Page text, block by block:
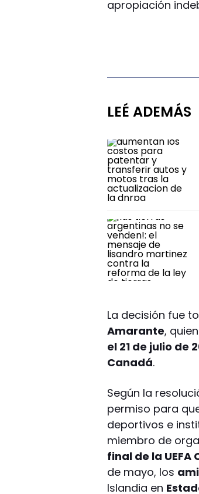
apropiación
LEÉ ADEMÁS
La decisión fue
Amarante,
el 21 de julio de
Canadá.
Según la
permiso para
deportivos e
miembro de
final de la UEFA
de mayo, los
Islandia en